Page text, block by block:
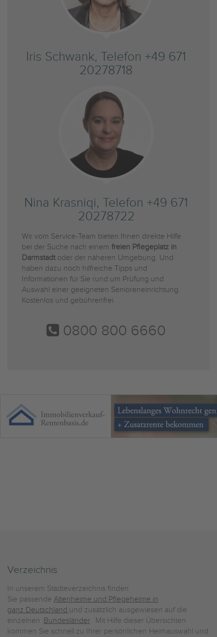
Iris Schwank, Telefon +49 671
20278718
Nina Krasniqi, Telefon +49 671
20278722
Wir vom Service-Team bieten Ihnen direkte Hilfe
bei der Suche nach einem freien Pflegeplatz in
Darmstadtoder der näheren Umgebung. Und
haben dazu noch hilfreiche Tipps und
Informationen für Sie rund um Prüfung und
Auswahl einer geeigneten Senioreneinrichtung.
Kostenlos und gebührenfrei.
0800 800 6660
Verzeichnis
In unserem Städteverzeichnis finden
Sie passende Altenheime und Pflegeheime in
ganz Deutschland und zusätzlich ausgewiesen auf die
einzelnen Bundesländer. Mit Hilfe dieser Übersichten
kommen Sie schnell zu Ihrer persönlichen Heimauswahl und